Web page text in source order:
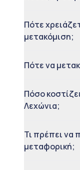
Πότε
μετακόμιση;
Πότε να
Πόσο
Λεχώνια;
Τι πρέπει να
μεταφορική;